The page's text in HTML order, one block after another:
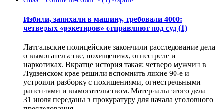
Избили, запихали в машину, требовали 4000:
четверых «рэкетиров» отправляют под суд (1)
Латгальские полицейские закончили расследование дела
о вымогательстве, похищениях, огнестреле и
наркотиках. Вкратце история такая: четверо мужчин в
Лудзенском крае решили вспомнить лихие 90-е и
устроили разборку с похищениями, огнестрельными
ранениями и вымогательством. Материалы этого дела
31 июля переданы в прокуратуру для начала уголовного